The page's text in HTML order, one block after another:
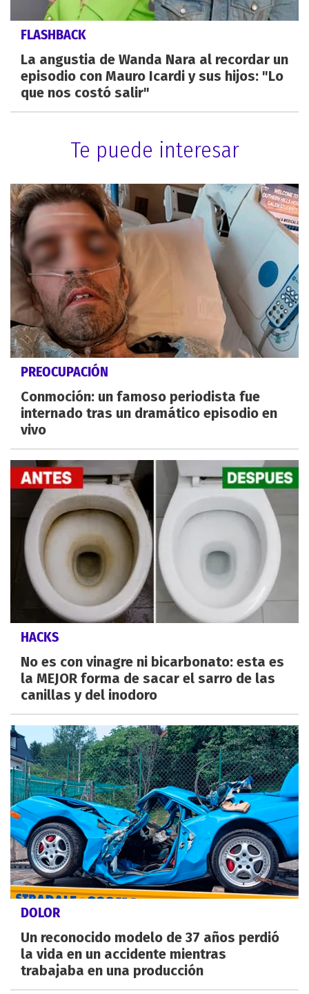
FLASHBACK
La angustia de Wanda Nara al recordar un
episodio con Mauro Icardi y sus hijos: "Lo
que nos costó salir"
Te puede interesar
PREOCUPACIÓN
Conmoción: un famoso periodista fue
internado tras un dramático episodio en
vivo
HACKS
No es con vinagre ni bicarbonato: esta es
la MEJOR forma de sacar el sarro de las
canillas y del inodoro
DOLOR
Un reconocido modelo de 37 años perdió
la vida en un accidente mientras
trabajaba en una producción